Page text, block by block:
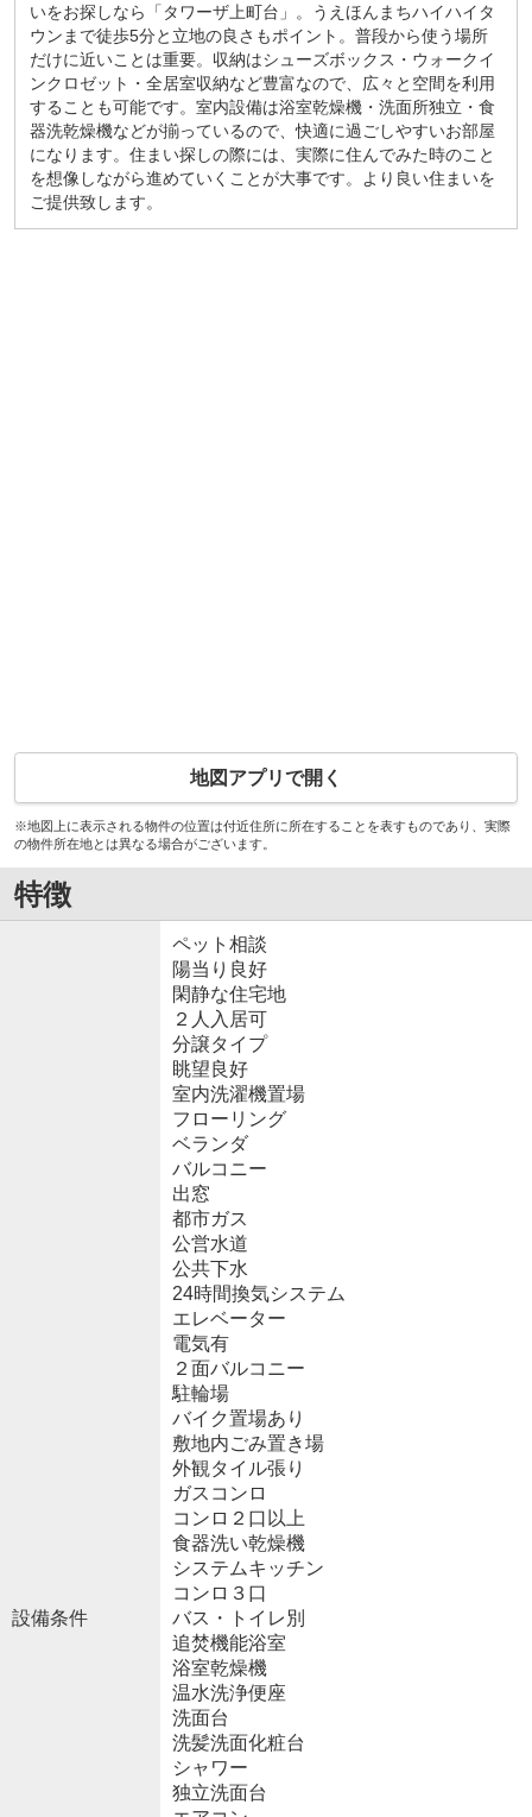
いをお探しなら「タワーザ上町台」。うえほんまちハイハイタ
ウンまで徒歩5分と立地の良さもポイント。普段から使う場所
だけに近いことは重要。収納はシューズボックス・ウォークイ
ンクロゼット・全居室収納など豊富なので、広々と空間を利用
することも可能です。室内設備は浴室乾燥機・洗面所独立・食
器洗乾燥機などが揃っているので、快適に過ごしやすいお部屋
になります。住まい探しの際には、実際に住んでみた時のこと
を想像しながら進めていくことが大事です。より良い住まいを
ご提供致します。
地図アプリで開く
※地図上に表示される物件の位置は付近住所に所在することを表すものであり、実際
の物件所在地とは異なる場合がございます。
特徴
設備条件
ペット相談
陽当り良好
閑静な住宅地
２人入居可
分譲タイプ
眺望良好
室内洗濯機置場
フローリング
ベランダ
バルコニー
出窓
都市ガス
公営水道
公共下水
24時間換気システム
エレベーター
電気有
２面バルコニー
駐輪場
バイク置場あり
敷地内ごみ置き場
外観タイル張り
ガスコンロ
コンロ２口以上
食器洗い乾燥機
システムキッチン
コンロ３口
バス・トイレ別
追焚機能浴室
浴室乾燥機
温水洗浄便座
洗面台
洗髪洗面化粧台
シャワー
独立洗面台